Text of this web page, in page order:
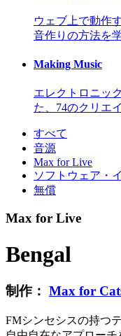
ウェブ上で動作
音作りの方法を
Making Music
エレクトロニッ
た、74のクリエ
すべて
音源
Max for Live
ソフトウェア・
無償
Max for Live
Bengal
制作： Max for
FMシンセシスの持つ